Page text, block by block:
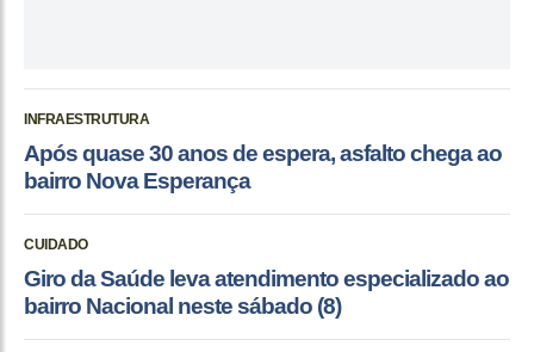
INFRAESTRUTURA
Após quase 30 anos de espera, asfalto chega ao
bairro Nova Esperança
CUIDADO
Giro da Saúde leva atendimento especializado ao
bairro Nacional neste sábado (8)